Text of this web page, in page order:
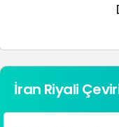
İran Riyali
hacmi 0. Fiyatı
göstermiştir..
İran Riyali